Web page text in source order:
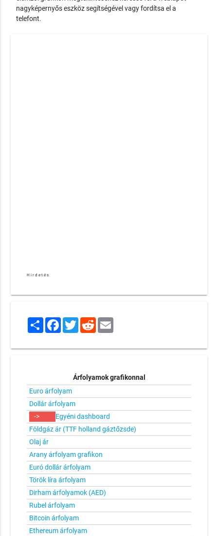
nagyképernyős eszköz segítségével vagy fordítsa el a
telefont.
Hirdetés
ShareFacebook
TwitterRedditEmail
Árfolyamok grafikonnal
Euro árfolyam
Dollár árfolyam
->
Egyéni dashboard
Földgáz ár (TTF holland gáztőzsde)
Olaj ár
Arany árfolyam grafikon
Euró dollár árfolyam
Török líra árfolyam
Dirham árfolyamok (AED)
Rubel árfolyam
Bitcoin árfolyam
Ethereum árfolyam